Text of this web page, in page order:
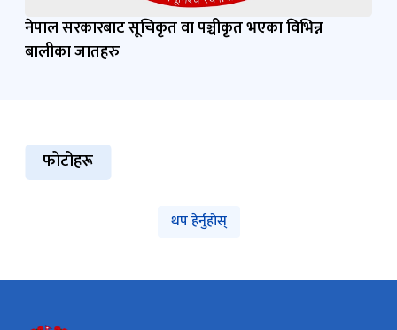
नेपाल सरकारबाट सूचिकृत वा पञ्चीकृत भएका विभिन्न
बालीका जातहरु
फोटोहरू
थप हेर्नुहोस्